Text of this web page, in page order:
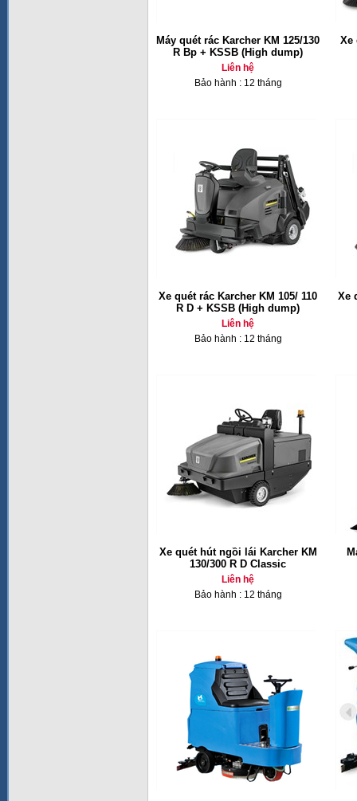
Máy quét rác Karcher KM 125/130
R Bp + KSSB (High dump)
Liên hệ
Bảo hành : 12 tháng
Xe
Xe quét rác Karcher KM 105/ 110
R D + KSSB (High dump)
Liên hệ
Bảo hành : 12 tháng
Xe
Xe quét hút ngồi lái Karcher KM
130/300 R D Classic
Liên hệ
Bảo hành : 12 tháng